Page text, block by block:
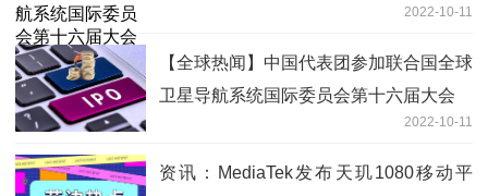
2022-10-11
【全球热闻】中国代表团参加联合国全球
卫星导航系统国际委员会第十六届大会
2022-10-11
资讯：MediaTek发布天玑1080移动平